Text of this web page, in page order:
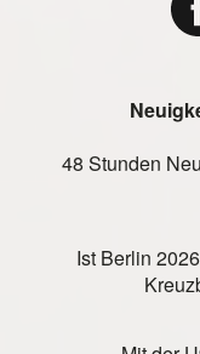
48 Stunden
Ist Berlin